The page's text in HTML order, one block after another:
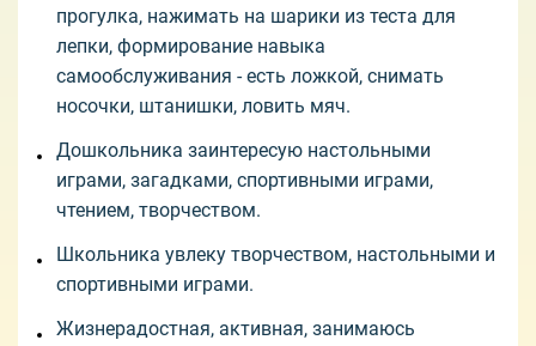
прогулка, нажимать на шарики из теста для
лепки, формирование навыка
самообслуживания - есть ложкой, снимать
носочки, штанишки, ловить мяч.
Дошкольника заинтересую настольными
играми, загадками, спортивными играми,
чтением, творчеством.
Школьника увлеку творчеством, настольными и
спортивными играми.
Жизнерадостная, активная, занимаюсь